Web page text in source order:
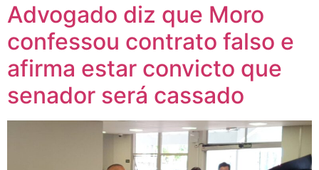
Advogado diz que Moro
confessou contrato falso e
afirma estar convicto que
senador será cassado